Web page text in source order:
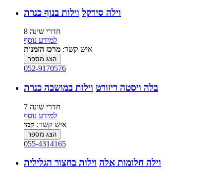
וילה סירקל וילות בנוף כנרת
8 חדרי שינה
למידע נוסף
איש קשר: מרכז הזמנות
הצג מספר
052-9170576
בלה ויסטה ריזורט וילות במושבה כנרת
7 חדרי שינה
למידע נוסף
איש קשר: קמי
הצג מספר
055-4314165
וילה חלומות אלה וילות בחצור הגלילית